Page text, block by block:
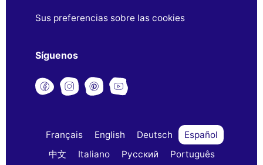
Sus preferencias sobre las cookies
Síguenos
Français English Deutsch
Español
中文
Italiano Русский
Português